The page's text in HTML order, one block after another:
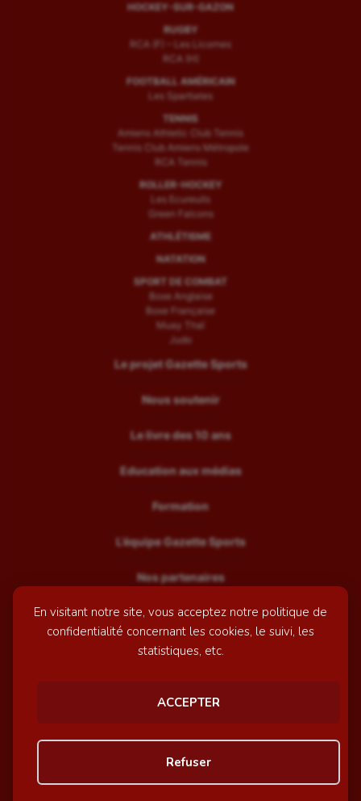
En visitant notre site, vous acceptez notre politique de
confidentialité concernant les cookies, le suivi, les
statistiques, etc.
ACCEPTER
Refuser
HOCKEY-SUR-GAZON
RUGBY
RCA (F) – Les Licornes
RCA (H)
FOOTBALL AMÉRICAIN
Les Spartiates
TENNIS
Amiens Athletic Club Tennis
Tennis Club Amiens Métropole
RCA Tennis
ROLLER-HOCKEY
Les Ecureuils
Green Falcons
ATHLÉTISME
NATATION
SPORT DE COMBAT
Boxe Anglaise
Boxe Française
Muay Thaï
Judo
Le projet Gazette Sports
Nous soutenir
Le livre des 10 ans
Education aux médias
Formation
L’équipe Gazette Sports
Nos partenaires
Recrutement
Mentions légales
© GazetteSports - 2026 | Site internet réalisé par
Awelty